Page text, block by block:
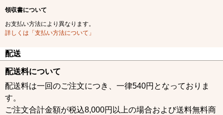
領収書について
お支払い方法により異なります。
詳しくは「支払い方法について」
配送
配送料について
配送料は一回のご注文につき、一律540円となっておりま
す。
ご注文合計金額が税込8,000円以上の場合および送料無料商